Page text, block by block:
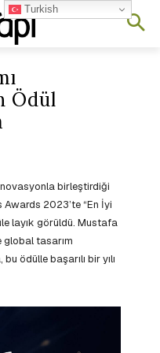
Ödül
birleştirdiği
2023’te “En İyi
layık görüldü. Mustafa
global tasarım
ödülle başarılı bir yılı
Turkish